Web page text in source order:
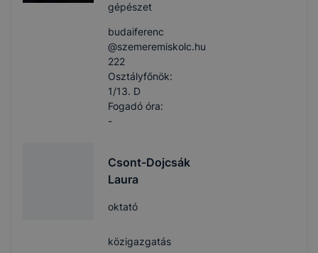
gépészet
budaiferenc​
@szemeremiskolc.hu
222
Osztályfőnök:
1/13. D
Fogadó óra:
-
Csont-Dojcsák
Laura
oktató
közigazgatás